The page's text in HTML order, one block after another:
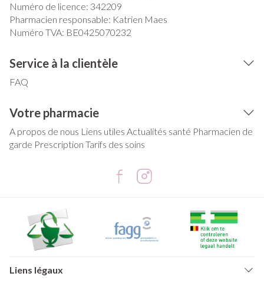
Numéro de licence: 342209
Pharmacien responsable: Katrien Maes
Numéro TVA: BE0425070232
Service à la clientèle
FAQ
Votre pharmacie
A propos de nous Liens utiles Actualités santé Pharmacien de
garde Prescription Tarifs des soins
Liens légaux